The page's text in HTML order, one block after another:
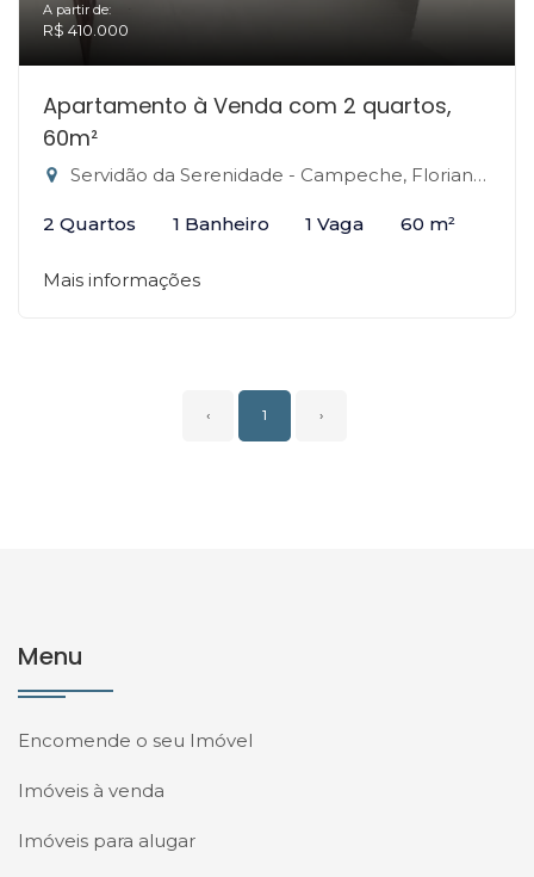
A partir de:
R$ 410.000
Apartamento à Venda com 2 quartos,
60m²
Servidão da Serenidade - Campeche, Florianópolis-SC
2 Quartos 1 Banheiro 1 Vaga 60 m²
Mais informações
‹ 1 ›
Menu
Encomende o seu Imóvel
Imóveis à venda
Imóveis para alugar